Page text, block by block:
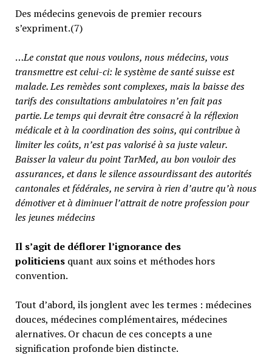
Des médecins genevois de premier recours
s’expriment.(7)
…Le constat que nous voulons, nous médecins, vous
transmettre est celui-ci: le système de santé suisse est
malade. Les remèdes sont complexes, mais la baisse des
tarifs des consultations ambulatoires n’en fait pas
partie.Le temps qui devrait être consacré à la réflexion
médicale et à la coordination des soins, qui contribue à
limiter les coûts, n’est pas valorisé à sa juste valeur.
Baisser la valeur du point TarMed, au bon vouloir des
assurances, et dans le silence assourdissant des autorités
cantonales et fédérales, ne servira à rien d’autre qu’à nous
démotiver et à diminuer l’attrait de notre profession pour
les jeunes médecins
Il s’agit de déflorer l’ignorance des
politiciensquant aux soins et méthodes hors
convention.
Tout d’abord, ils jonglent avec les termes : médecines
douces, médecines complémentaires, médecines
alernatives. Or chacun de ces concepts a une
signification profonde bien distincte.